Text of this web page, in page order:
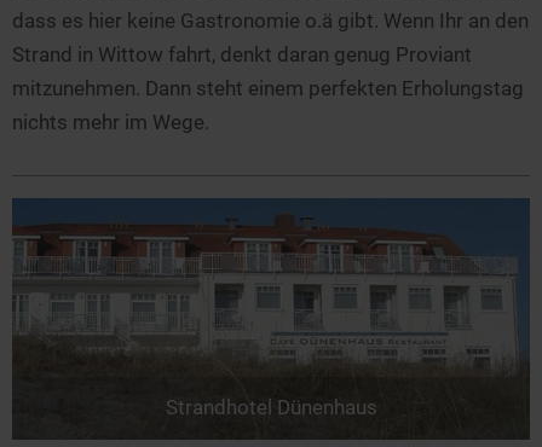
dass es hier keine Gastronomie o.ä gibt. Wenn Ihr an den
Strand in Wittow fahrt, denkt daran genug Proviant
mitzunehmen. Dann steht einem perfekten Erholungstag
nichts mehr im Wege.
Strandhotel Dünenhaus